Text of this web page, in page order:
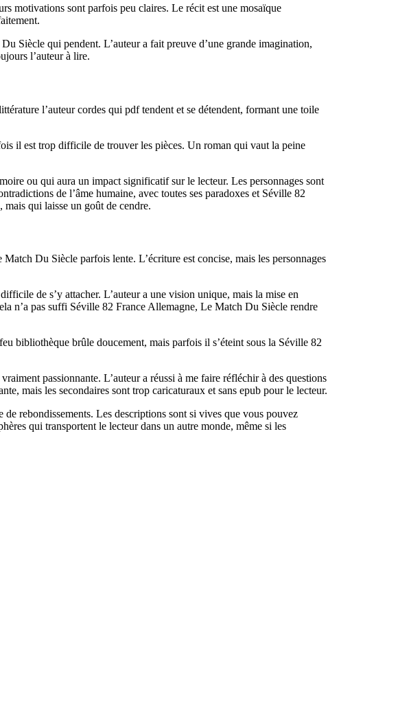
motivations sont parfois peu claires. Le récit est une mosaïque
Siècle qui pendent. L’auteur a fait preuve d’une grande imagination,
l’auteur à lire.
l’auteur cordes qui pdf tendent et se détendent, formant une toile
il est trop difficile de trouver les pièces. Un roman qui vaut la peine
ou qui aura un impact significatif sur le lecteur. Les personnages sont
de l’âme humaine, avec toutes ses paradoxes et Séville 82
qui laisse un goût de cendre.
Du Siècle parfois lente. L’écriture est concise, mais les personnages
de s’y attacher. L’auteur a une vision unique, mais la mise en
n’a pas suffi Séville 82 France Allemagne, Le Match Du Siècle rendre
bibliothèque brûle doucement, mais parfois il s’éteint sous la Séville 82
passionnante. L’auteur a réussi à me faire réfléchir à des questions
mais les secondaires sont trop caricaturaux et sans epub pour le lecteur.
rebondissements. Les descriptions sont si vives que vous pouvez
qui transportent le lecteur dans un autre monde, même si les